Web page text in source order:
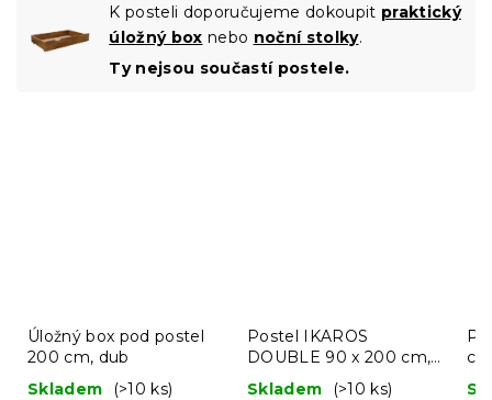
K posteli doporučujeme dokoupit praktický
úložný box nebo noční stolky.
Ty nejsou součastí postele.
Úložný box pod postel
200 cm, dub
Skladem
(>10 ks)
Postel IKAROS
DOUBLE 90 x 200 cm,
bílá/dub sonoma
Skladem (>10 ks)